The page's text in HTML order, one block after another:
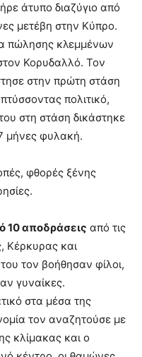
άτυπο διαζύγιο από
μετέβη στην Κύπρο.
πώλησης κλεμμένων
Κορυδαλλό. Τον
στην πρώτη στάση
πολιτικό,
στη στάση δικάστηκε
μήνες φυλακή.
φθορές ξένης
10 αποδράσεις από τις
Κέρκυρας και
τον βοήθησαν φίλοι,
γυναίκες.
στα μέσα της
τον αναζητούσε με
κλίμακας και ο